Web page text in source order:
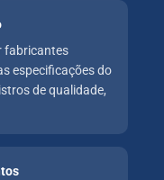
fabricantes
especificações do
de qualidade,